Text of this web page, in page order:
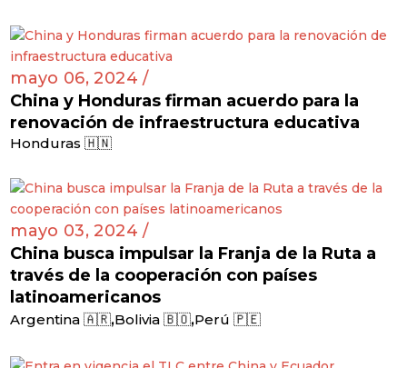
mayo 06, 2024 /
China y Honduras firman acuerdo para la
renovación de infraestructura educativa
Honduras 🇭🇳
mayo 03, 2024 /
China busca impulsar la Franja de la Ruta a
través de la cooperación con países
latinoamericanos
Argentina 🇦🇷,Bolivia 🇧🇴,Perú 🇵🇪